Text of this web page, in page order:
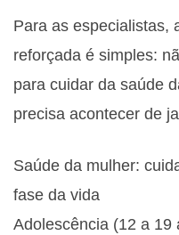
Para as especialistas,
reforçada é simples:
para cuidar da saúde
precisa acontecer de
Saúde da mulher:
fase da vida
Adolescência (12 a 19